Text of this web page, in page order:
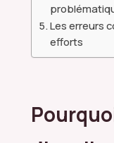
Les erreurs
efforts